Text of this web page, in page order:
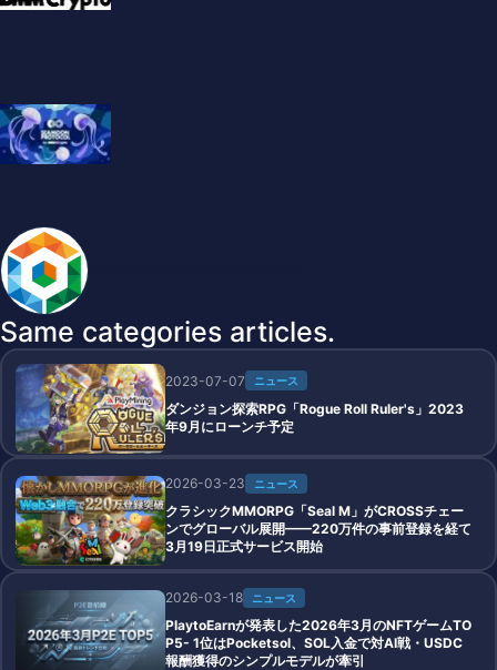
Same categories articles.
2023-07-07 ニュース
ダンジョン探索RPG「Rogue Roll Ruler's」2023
年9月にローンチ予定
2026-03-23 ニュース
クラシックMMORPG「Seal M」がCROSSチェー
ンでグローバル展開——220万件の事前登録を経て
3月19日正式サービス開始
2026-03-18 ニュース
PlaytoEarnが発表した2026年3月のNFTゲームTO
P5- 1位はPocketsol、SOL入金で対AI戦・USDC
報酬獲得のシンプルモデルが牽引